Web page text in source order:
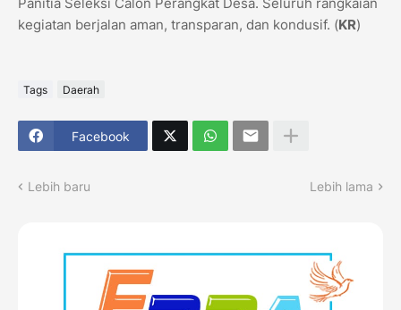
kegiatan berjalan aman, transparan, dan kondusif. (KR)
Tags Daerah
Facebook
Lebih baru Lebih lama